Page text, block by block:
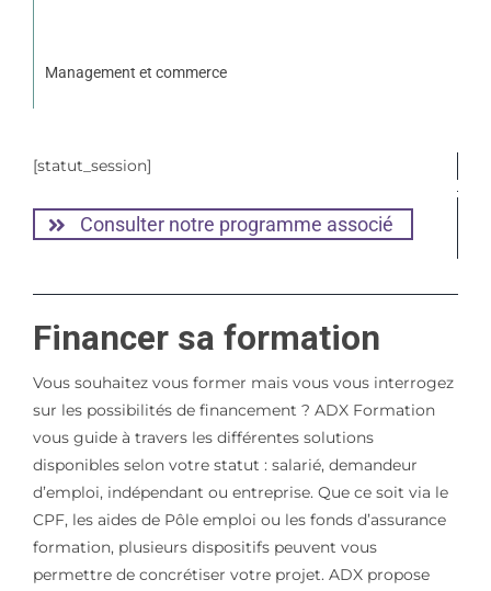
Management et commerce
[statut_session]
Consulter notre programme associé
Financer sa formation
Vous souhaitez vous former mais vous vous interrogez
sur les possibilités de financement ? ADX Formation
vous guide à travers les différentes solutions
disponibles selon votre statut : salarié, demandeur
d’emploi, indépendant ou entreprise. Que ce soit via le
CPF, les aides de Pôle emploi ou les fonds d’assurance
formation, plusieurs dispositifs peuvent vous
permettre de concrétiser votre projet. ADX propose